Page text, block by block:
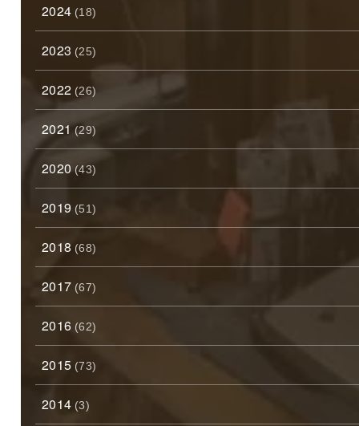
2024 (18)
2023 (25)
2022 (26)
2021 (29)
2020 (43)
2019 (51)
2018 (68)
2017 (67)
2016 (62)
2015 (73)
2014 (3)